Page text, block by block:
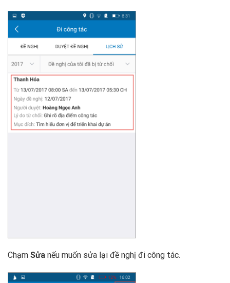
Chạm Sửa nếu muốn sửa lại đề nghị đi công tác.